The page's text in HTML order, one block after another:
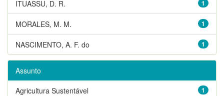
1
ITUASSU, D. R.
1
MORALES, M. M.
1
NASCIMENTO, A. F. do
Assunto
1
Agricultura Sustentável